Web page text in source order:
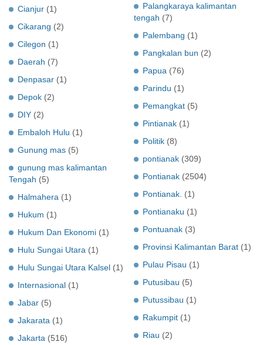
Cianjur (1)
Cikarang (2)
Cilegon (1)
Daerah (7)
Denpasar (1)
Depok (2)
DIY (2)
Embaloh Hulu (1)
Gunung mas (5)
gunung mas kalimantan
Tengah (5)
Halmahera (1)
Hukum (1)
Hukum Dan Ekonomi (1)
Hulu Sungai Utara (1)
Hulu Sungai Utara Kalsel (1)
Internasional (1)
Jabar (5)
Jakarata (1)
Jakarta (516)
Palangkaraya kalimantan
tengah (7)
Palembang (1)
Pangkalan bun (2)
Papua (76)
Parindu (1)
Pemangkat (5)
Pintianak (1)
Politik (8)
pontianak (309)
Pontianak (2504)
Pontianak. (1)
Pontianaku (1)
Pontuanak (3)
Provinsi Kalimantan Barat (1)
Pulau Pisau (1)
Putusibau (5)
Putussibau (1)
Rakumpit (1)
Riau (2)